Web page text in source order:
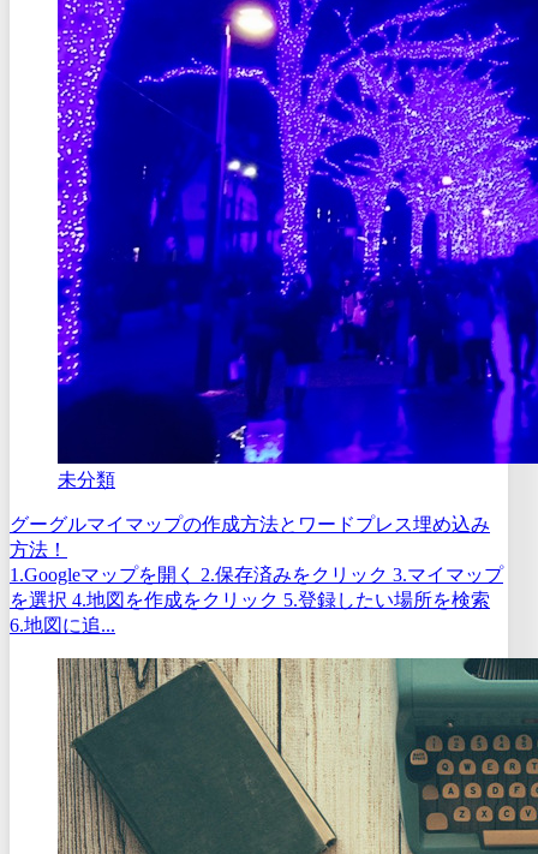
未分類
グーグルマイマップの作成方法とワードプレス埋め込み
方法！
1.Googleマップを開く 2.保存済みをクリック 3.マイマップ
を選択 4.地図を作成をクリック 5.登録したい場所を検索
6.地図に追...